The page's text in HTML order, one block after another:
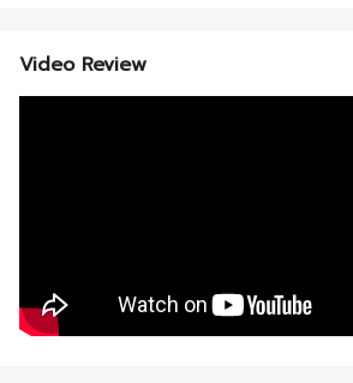
Video Review